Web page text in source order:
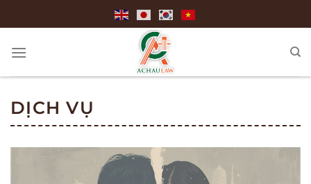
qua
dung
DỊCH VỤ